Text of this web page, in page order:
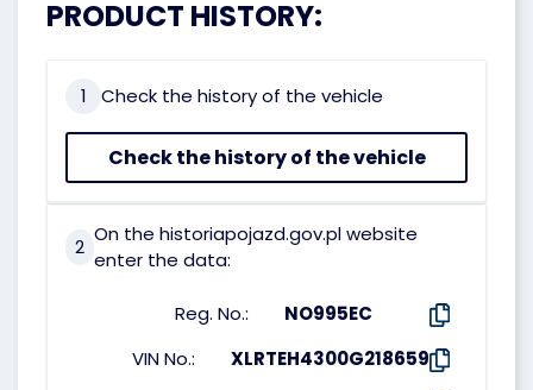
PRODUCT HISTORY:
1 Check the history of the vehicle
Check the history of the vehicle
2
On the historiapojazd.gov.pl website
enter the data:
Reg. No.:
NO995EC
VIN No.:
XLRTEH4300G218659